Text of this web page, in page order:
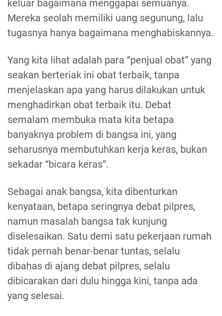
keluar bagaimana menggapai semuanya.
Mereka seolah memiliki uang segunung, lalu
tugasnya hanya bagaimana menghabiskannya.
Yang kita lihat adalah para “penjual obat” yang
seakan berteriak ini obat terbaik, tanpa
menjelaskan apa yang harus dilakukan untuk
menghadirkan obat terbaik itu. Debat
semalam membuka mata kita betapa
banyaknya problem di bangsa ini, yang
seharusnya membutuhkan kerja keras, bukan
sekadar “bicara keras”.
Sebagai anak bangsa, kita dibenturkan
kenyataan, betapa seringnya debat pilpres,
namun masalah bangsa tak kunjung
diselesaikan. Satu demi satu pekerjaan rumah
tidak pernah benar-benar tuntas, selalu
dibahas di ajang debat pilpres, selalu
dibicarakan dari dulu hingga kini, tanpa ada
yang selesai.